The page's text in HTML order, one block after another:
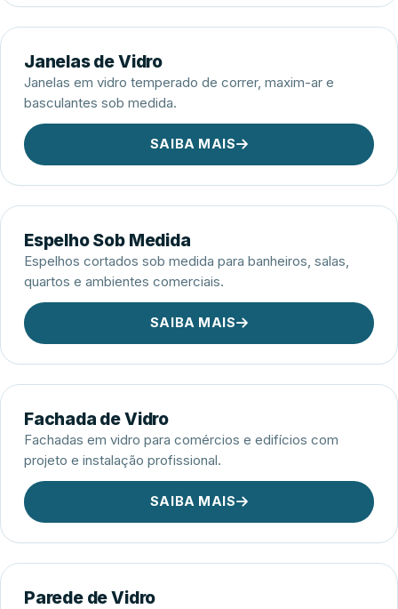
Janelas de Vidro
Janelas em vidro temperado de correr, maxim-ar e
basculantes sob medida.
SAIBA MAIS
Espelho Sob Medida
Espelhos cortados sob medida para banheiros, salas,
quartos e ambientes comerciais.
SAIBA MAIS
Fachada de Vidro
Fachadas em vidro para comércios e edifícios com
projeto e instalação profissional.
SAIBA MAIS
Parede de Vidro